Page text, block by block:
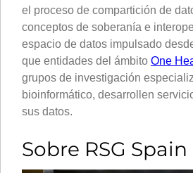
el proceso de compartición de
conceptos de soberanía e
espacio de datos impulsado
que entidades del ámbito One
grupos de investigación
bioinformático, desarrollen
sus datos.
Sobre RSG Spain